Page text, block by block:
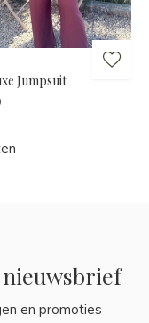
Jumpsuit
en promoties